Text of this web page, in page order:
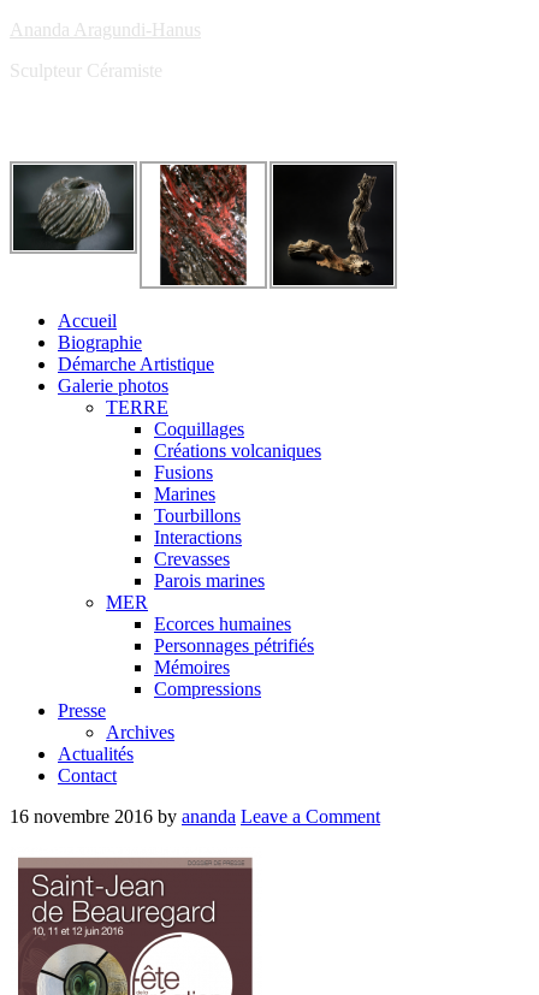
Ananda Aragundi-Hanus
Sculpteur Céramiste
Accueil
Biographie
Démarche Artistique
Galerie photos
TERRE
Coquillages
Créations volcaniques
Fusions
Marines
Tourbillons
Interactions
Crevasses
Parois marines
MER
Ecorces humaines
Personnages pétrifiés
Mémoires
Compressions
Presse
Archives
Actualités
Contact
16 novembre 2016 by ananda Leave a Comment